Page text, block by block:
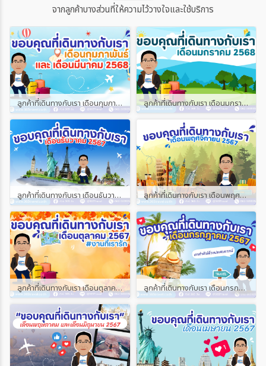
จากลูกค้าบางส่วนที่ให้ความไว้วางใจและใช้บริการ
ลูกค้าที่เดินทางกับเรา เดือนกุมภาพันธ์ และเดือนมีนาคม 2568 ลูกค้าที่เดินทางกับเรา เดือนมกราคม 2568
ลูกค้าที่เดินทางกับเรา เดือนธันวาคม 2567 ลูกค้าที่เดินทางกับเรา เดือนพฤศจิกายน 2567
ลูกค้าที่เดินทางกับเรา เดือนตุลาคม 2567 ลูกค้าที่เดินทางกับเรา เดือนกรกฎาคม 2567